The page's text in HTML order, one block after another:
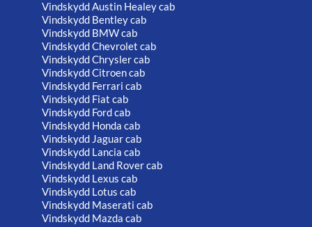
Vindskydd Austin Healey cab
Vindskydd Bentley cab
Vindskydd BMW cab
Vindskydd Chevrolet cab
Vindskydd Chrysler cab
Vindskydd Citroen cab
Vindskydd Ferrari cab
Vindskydd Fiat cab
Vindskydd Ford cab
Vindskydd Honda cab
Vindskydd Jaguar cab
Vindskydd Lancia cab
Vindskydd Land Rover cab
Vindskydd Lexus cab
Vindskydd Lotus cab
Vindskydd Maserati cab
Vindskydd Mazda cab